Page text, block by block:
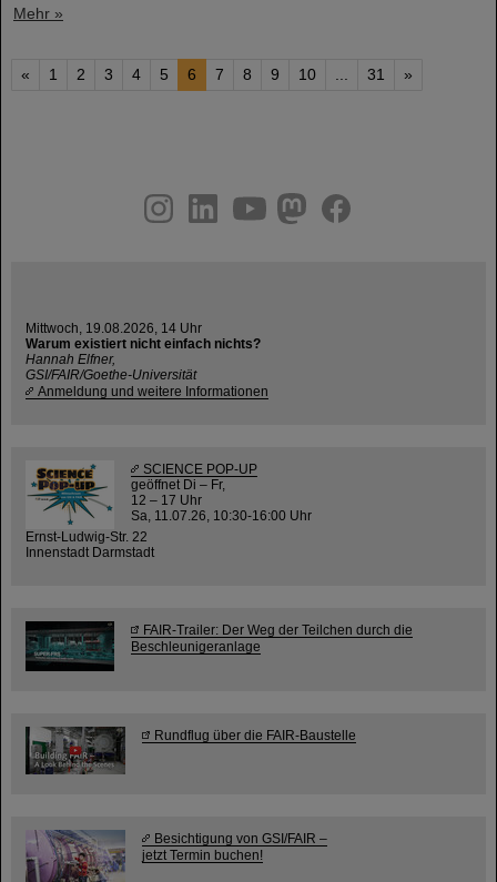
Mehr »
« 1 2 3 4 5 6 7 8 9 10 31 »
youtube
helmholtz.social
facebook
Mittwoch, 19.08.2026, 14 Uhr
Warum existiert nicht einfach nichts?
Hannah Elfner,
GSI/FAIR/Goethe-Universität
Anmeldung und weitere Informationen
SCIENCE POP-UP
geöffnet Di – Fr,
12 – 17 Uhr
Sa, 11.07.26, 10:30-16:00 Uhr
Ernst-Ludwig-Str. 22
Innenstadt Darmstadt
FAIR-Trailer: Der Weg der Teilchen durch die
Beschleunigeranlage
Rundflug über die FAIR-Baustelle
Besichtigung von GSI/FAIR –
jetzt Termin buchen!